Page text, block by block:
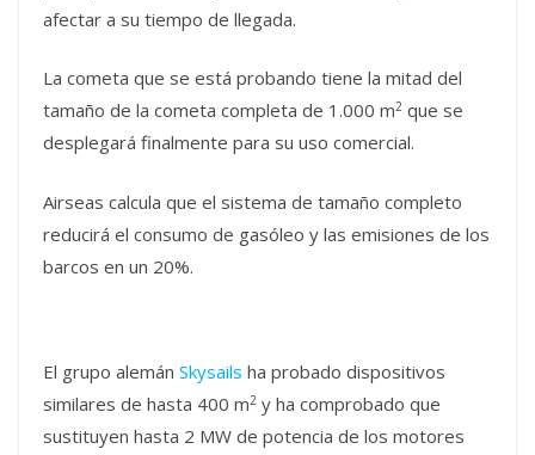
afectar a su tiempo de llegada.
La cometa que se está probando tiene la mitad del
tamaño de la cometa completa de 1.000 m2 que se
desplegará finalmente para su uso comercial.
Airseas calcula que el sistema de tamaño completo
reducirá el consumo de gasóleo y las emisiones de los
barcos en un 20%.
El grupo alemán Skysails ha probado dispositivos
similares de hasta 400 m2 y ha comprobado que
sustituyen hasta 2 MW de potencia de los motores